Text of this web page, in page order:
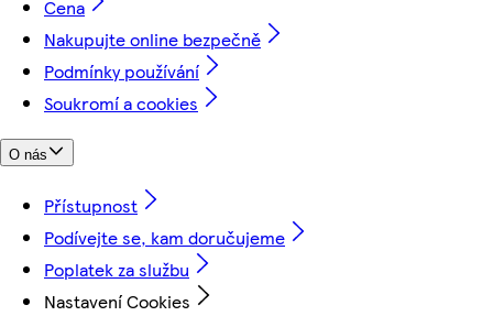
Cena
Nakupujte online bezpečně
Podmínky používání
Soukromí a cookies
O nás
Přístupnost
Podívejte se, kam doručujeme
Poplatek za službu
Nastavení Cookies